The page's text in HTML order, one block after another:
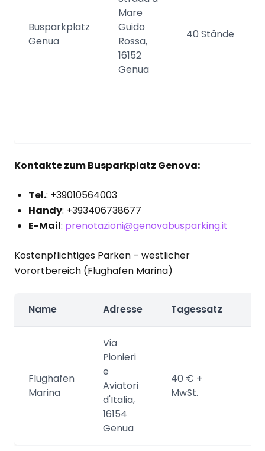
Busparkplatz
Genua
Mare
Guido
Rossa,
16152
Genua
40 Stände
Kontakte zum Busparkplatz Genova:
Tel.: +39010564003
Handy: +393406738677
E-Mail: prenotazioni@genovabusparking.it
Kostenpflichtiges Parken – westlicher
Vorortbereich (Flughafen Marina)
Name Adresse Tagessatz
Flughafen
Marina
Via
Pionieri
e
Aviatori
d'Italia,
16154
Genua
40 € +
MwSt.